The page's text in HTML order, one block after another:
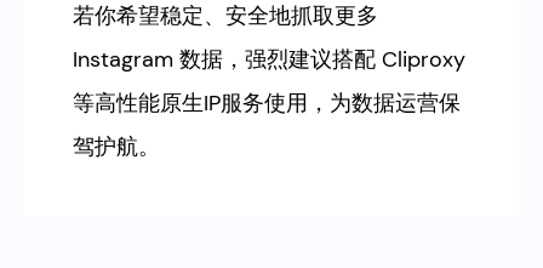
若你希望稳定、安全地抓取更多
Instagram 数据，强烈建议搭配 Cliproxy
等高性能原生IP服务使用，为数据运营保
驾护航。